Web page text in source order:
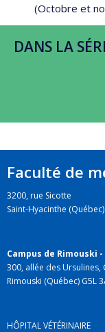
(Octobre et
DANS LA
Faculté de
3200, rue Sicotte
Saint-Hyacinthe (Québec)
Campus de Rimouski -
300, allée des Ursulines,
Rimouski (Québec) G5L
HÔPITAL VÉTÉRINAIRE